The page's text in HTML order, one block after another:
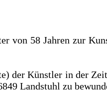
von 58 Jahren zur
der Künstler in der
Landstuhl zu